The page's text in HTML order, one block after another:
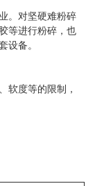
。对坚硬难粉碎
等进行粉碎，也
设备。
软度等的限制，